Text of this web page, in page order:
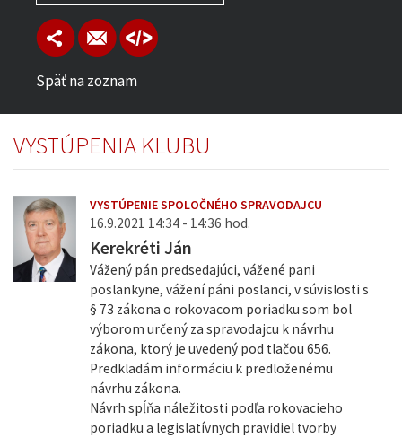
Späť na zoznam
VYSTÚPENIA KLUBU
VYSTÚPENIE SPOLOČNÉHO SPRAVODAJCU
16.9.2021 14:34 - 14:36 hod.
Kerekréti Ján
Vážený pán predsedajúci, vážené pani
poslankyne, vážení páni poslanci, v súvislosti s
§ 73 zákona o rokovacom poriadku som bol
výborom určený za spravodajcu k návrhu
zákona, ktorý je uvedený pod tlačou 656.
Predkladám informáciu k predloženému
návrhu zákona.
Návrh spĺňa náležitosti podľa rokovacieho
poriadku a legislatívnych pravidiel tvorby